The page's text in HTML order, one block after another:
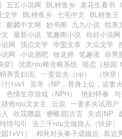
五五小说网 BL鲤鱼乡 老花生看书
文学 BL鲤鱼乡 七毛中文 BL鲤鱼王
麒麟中文网 妙书阁 九九小说 耽美
最新小说 笔趣阁小说 你好小说网
网 顶点文学 华盟文章 大众文学
网 小说酒吧 牧龙师 笔趣读 你男
穿) 优质rou棒攻略系统 暗恋［校园
精养贵妇|乱 一妾皆夫（np） （快穿
|1vv1
盲冬（NP，替身上位，追妻火
色情生存游戏（NPH） 艳妇怀春
拯救rou文女主 云泥 一妻多夫试用户
吹花嚼蕊 蹙蛾眉|古言 失贞|NP
纯情勾引 去三千rou文做路人（快穿）
园1vV1］
和死对头奉子成婚后 靠近